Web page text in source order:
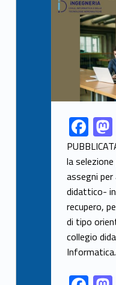
Link identifier share facebook archive #share-link-archive-11208F
ac
e
b
o
o
k
la
assegni
didattico-
recupero,
di tipo
collegio